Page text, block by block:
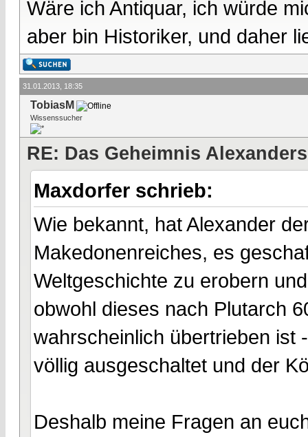
Wäre ich Antiquar, ich würde
aber bin Historiker, und daher
31.01.2013, 18:35
TobiasM
Wissenssucher
RE: Das Geheimnis Alexanders
Maxdorfer schrieb:
Wie bekannt, hat Alexander
Makedonenreiches, es
Weltgeschichte zu erobern
obwohl dieses nach Plutarch
wahrscheinlich übertrieben ist
völlig ausgeschaltet und der
Deshalb meine Fragen an